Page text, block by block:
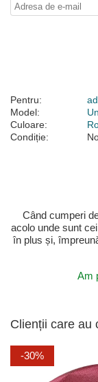
Pentru:
Model:
Culoare:
Condiție:
Când cumperi
acolo unde sunt
în plus și,
Am
Clienții care au
-30%